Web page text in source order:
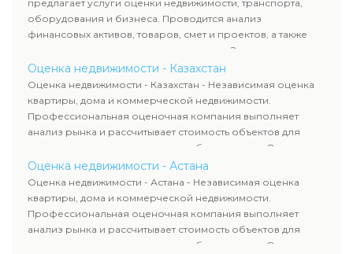
сделок, кредитования и судебных процессов.
предлагает услуги оценки недвижимости, транспорта,
оборудования и бизнеса. Проводится анализ
финансовых активов, товаров, смет и проектов, а также
оценка животных и недропользования. Эксперты
определяют рыночную стоимость имущества и
рассчитывают ущерб. Все отчеты соответствуют
требованиям законодательства и используются для
сделок, кредитования и судебных процессов.
Оценка недвижимости - Казахстан
Оценка недвижимости - Казахстан - Независимая оценка
квартиры, дома и коммерческой недвижимости.
Профессиональная оценочная компания выполняет
анализ рынка и рассчитывает стоимость объектов для
продажи, ипотеки, аренды и судебных споров. Оценка
недвижимости включает современные методы и
гарантирует объективные результаты. Отчеты
используются для банков, судов и страховых компаний по
всему Казахстану.
Оценка недвижимости - Астана
Оценка недвижимости - Астана - Независимая оценка
квартиры, дома и коммерческой недвижимости.
Профессиональная оценочная компания выполняет
анализ рынка и рассчитывает стоимость объектов для
продажи, ипотеки, аренды и судебных споров. Оценка